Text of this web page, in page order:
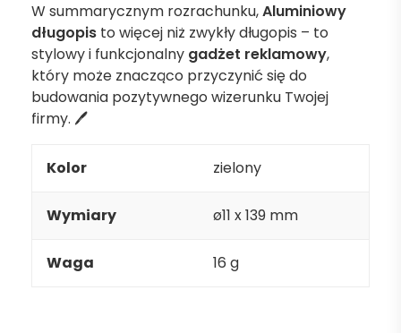
W summarycznym rozrachunku,Aluminiowy
długopis to więcej niż zwykły długopis – to
stylowy i funkcjonalny gadżet reklamowy,
który może znacząco przyczynić się do
budowania pozytywnego wizerunku Twojej
firmy. 🖊️
Kolor zielony
Wymiary ø11 x 139 mm
Waga 16 g